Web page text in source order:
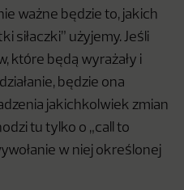
ważne będzie to, jakich
siłaczki” użyjemy. Jeśli
które będą wyrażały i
będzie ona
jakichkolwiek zmian
tu tylko o „call to
w niej określonej